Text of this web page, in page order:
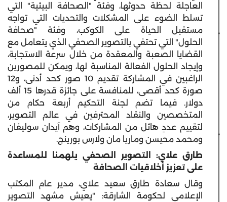
العاجلة لحظة حدوثها، وفئة "الصحافة البيئية" التي
تسلط الضوء على المشكلات والتحديات التي تواجه
مستقبل الحياة على الكوكب، وفئة "صحافة
الحلول" التي تحتفي بالتصوير الصحفي الذي يتعامل مع
القضايا الصعبة والمعقدة من خلال سرعة الاستجابة،
وإيجاد الحلول الفعالة المناسبة لها، ويمكن للمصورين
الراغبين في المشاركة تقديم 10 صور كحد أدنى، و12
صورة كحد أقصى، للمنافسة على جائزة قدرها 15 ألف
دولار. فيما تضم لجنة التحكيم أربعة حكام من
المتخصصين والنقاد المحترفين في عالم التصوير،
لتقييم عددٍ هائل من المشاركات، وهم آيدان سوليفان
ومحمد محيسن وماريا مان ولارس بورينج.
طارق علاي: التصوير الصحفي يلهمنا للمساعدة
على تعزيز أخلاقيات الصحافة
وقال سعادة طارق سعيد علاي، مدير عام المكتب
الإعلامي لحكومة الشارقة: "يعيش مشهد التصوير